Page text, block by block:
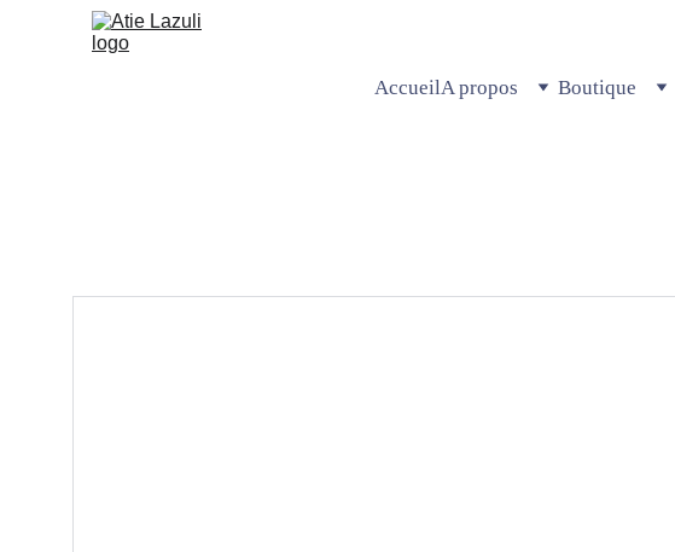
AccueilA propos Boutique